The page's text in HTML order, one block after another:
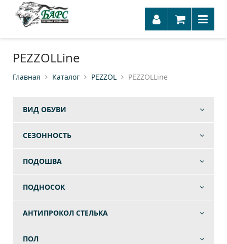
PEZZOLLine
Главная Каталог PEZZOL PEZZOLLine
ВИД ОБУВИ
СЕЗОННОСТЬ
ПОДОШВА
ПОДНОСОК
АНТИПРОКОЛ СТЕЛЬКА
ПОЛ